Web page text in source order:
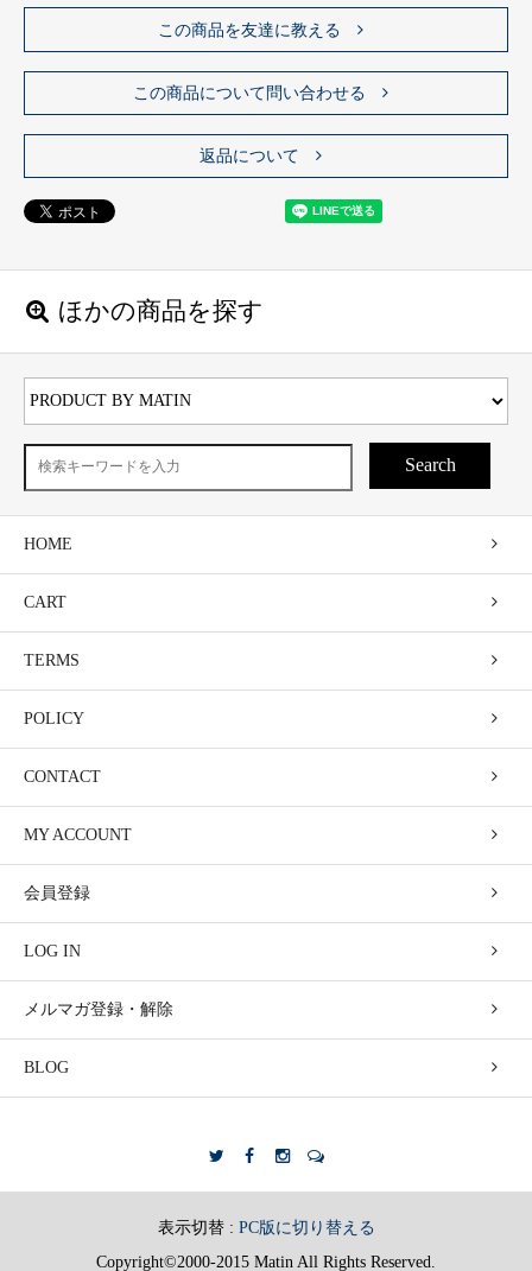
この商品を友達に教える
この商品について問い合わせる
返品について
ほかの商品を探す
Search
HOME
CART
TERMS
POLICY
CONTACT
MY ACCOUNT
会員登録
LOG IN
メルマガ登録・解除
BLOG
表示切替 : PC版に切り替える
Copyright©2000-2015 Matin All Rights Reserved.